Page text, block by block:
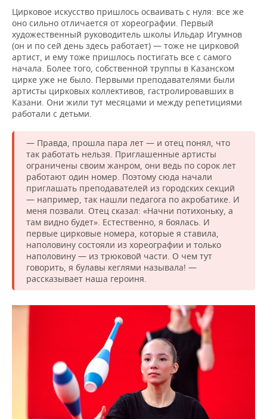
Цирковое искусство пришлось осваивать с нуля: все же
оно сильно отличается от хореографии. Первый
художественный руководитель школы Ильдар Игумнов
(он и по сей день здесь работает) — тоже не цирковой
артист, и ему тоже пришлось постигать все с самого
начала. Более того, собственной труппы в Казанском
цирке уже не было. Первыми преподавателями были
артисты цирковых коллективов, гастролировавших в
Казани. Они жили тут месяцами и между репетициями
работали с детьми.
— Правда, прошла пара лет — и отец понял, что
так работать нельзя. Приглашенные артисты
ограничены своим жанром, они ведь по сорок лет
работают один номер. Поэтому сюда начали
приглашать преподавателей из городских секций
— например, так нашли педагога по акробатике. И
меня позвали. Отец сказал: «Начни потихоньку, а
там видно будет». Естественно, я боялась. И
первые цирковые номера, которые я ставила,
наполовину состояли из хореографии и только
наполовину — из трюковой части. О чем тут
говорить, я булавы кеглями называла! —
рассказывает наша героиня.